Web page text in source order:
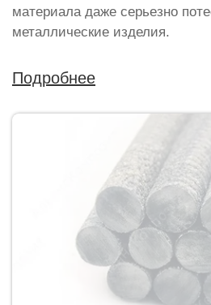
материала даже серьезно
металлические изделия.
Подробнее